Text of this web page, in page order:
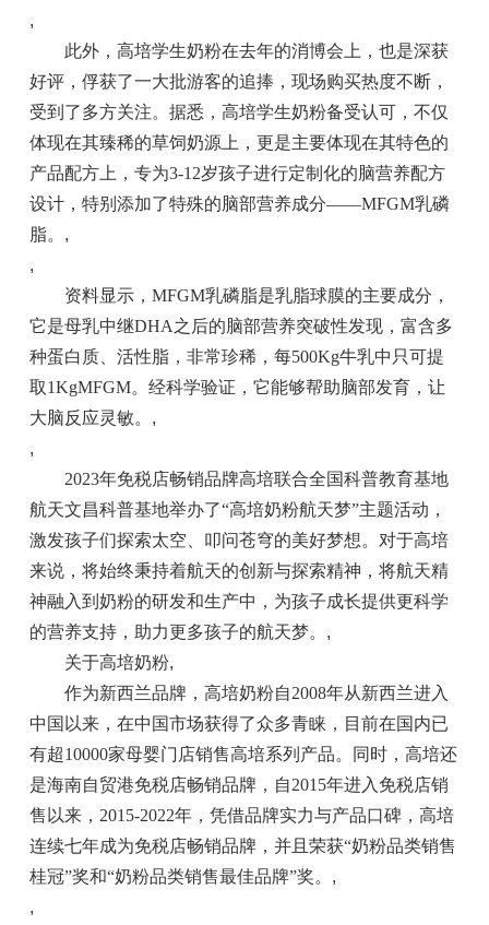
,
此外，高培学生奶粉在去年的消博会上，也是深获
好评，俘获了一大批游客的追捧，现场购买热度不断，
受到了多方关注。据悉，高培学生奶粉备受认可，不仅
体现在其臻稀的草饲奶源上，更是主要体现在其特色的
产品配方上，专为3-12岁孩子进行定制化的脑营养配方
设计，特别添加了特殊的脑部营养成分——MFGM乳磷
脂。 ,
,
资料显示，MFGM乳磷脂是乳脂球膜的主要成分，
它是母乳中继DHA之后的脑部营养突破性发现，富含多
种蛋白质、活性脂，非常珍稀，每500Kg牛乳中只可提
取1KgMFGM。经科学验证，它能够帮助脑部发育，让
大脑反应灵敏。 ,
,
2023年免税店畅销品牌高培联合全国科普教育基地
航天文昌科普基地举办了“高培奶粉航天梦”主题活动，
激发孩子们探索太空、叩问苍穹的美好梦想。对于高培
来说，将始终秉持着航天的创新与探索精神，将航天精
神融入到奶粉的研发和生产中，为孩子成长提供更科学
的营养支持，助力更多孩子的航天梦。 ,
关于高培奶粉,
作为新西兰品牌，高培奶粉自2008年从新西兰进入
中国以来，在中国市场获得了众多青睐，目前在国内已
有超10000家母婴门店销售高培系列产品。同时，高培还
是海南自贸港免税店畅销品牌，自2015年进入免税店销
售以来，2015-2022年，凭借品牌实力与产品口碑，高培
连续七年成为免税店畅销品牌，并且荣获“奶粉品类销售
桂冠”奖和“奶粉品类销售最佳品牌”奖。 ,
,